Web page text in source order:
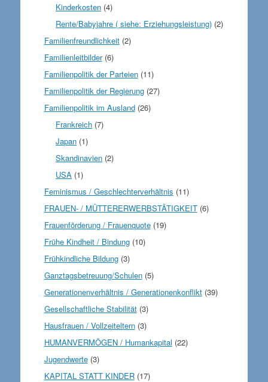
Kinderkosten (4)
Rente/Babyjahre ( siehe: Erziehungsleistung) (2)
Familienfreundlichkeit(2)
Familienleitbilder(6)
Familienpolitik der Parteien(11)
Familienpolitik der Regierung(27)
Familienpolitik im Ausland(26)
Frankreich (7)
Japan (1)
Skandinavien (2)
USA (1)
Feminismus / Geschlechterverhältnis (11)
FRAUEN- / MÜTTERERWERBSTÄTIGKEIT(6)
Frauenförderung / Frauenquote(19)
Frühe Kindheit / Bindung(10)
Frühkindliche Bildung(3)
Ganztagsbetreuung/Schulen(5)
Generationenverhältnis / Generationenkonflikt(39)
Gesellschaftliche Stabilität(3)
Hausfrauen / Vollzeiteltern(3)
HUMANVERMÖGEN / Humankapital (22)
Jugendwerte(3)
KAPITAL STATT KINDER(17)